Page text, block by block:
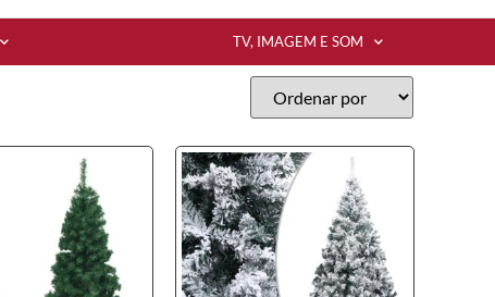
TV, IMAGEM E SOM